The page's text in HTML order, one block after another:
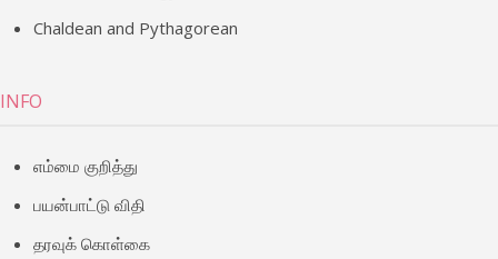
Chaldean and Pythagorean
INFO
எம்மை குறித்து
பயன்பாட்டு விதி
தரவுக் கொள்கை